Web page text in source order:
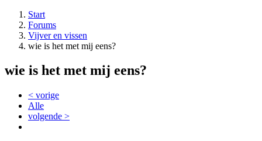
Start
Forums
Vijver en vissen
wie is het met mij eens?
wie is het met mij eens?
< vorige
Alle
volgende >